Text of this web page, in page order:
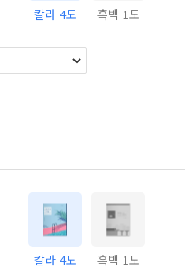
칼라 4도 흑백 1도
칼라 4도 흑백 1도